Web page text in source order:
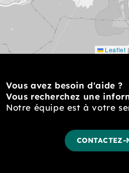
Leaflet |
Vous avez besoin d'aide ?
Vous recherchez une
Notre équipe est à votre
CONTACTEZ-